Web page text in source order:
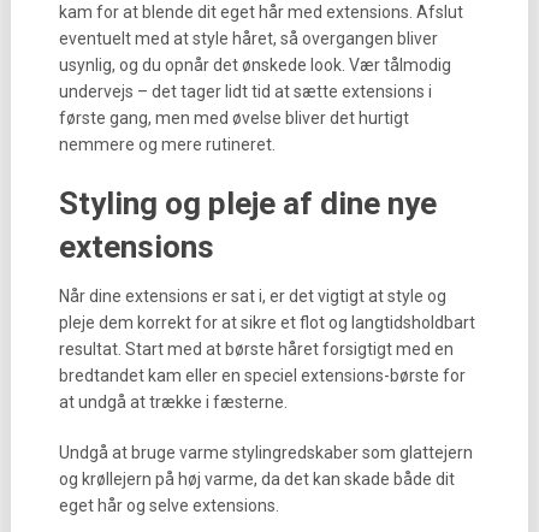
kam for at blende dit eget hår med extensions. Afslut
eventuelt med at style håret, så overgangen bliver
usynlig, og du opnår det ønskede look. Vær tålmodig
undervejs – det tager lidt tid at sætte extensions i
første gang, men med øvelse bliver det hurtigt
nemmere og mere rutineret.
Styling og pleje af dine nye
extensions
Når dine extensions er sat i, er det vigtigt at style og
pleje dem korrekt for at sikre et flot og langtidsholdbart
resultat. Start med at børste håret forsigtigt med en
bredtandet kam eller en speciel extensions-børste for
at undgå at trække i fæsterne.
Undgå at bruge varme stylingredskaber som glattejern
og krøllejern på høj varme, da det kan skade både dit
eget hår og selve extensions.